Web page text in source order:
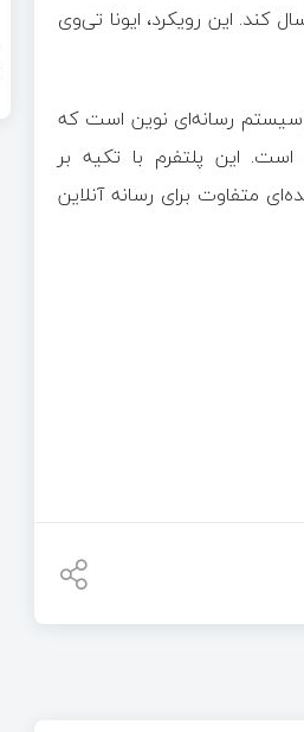
کند. این رویکرد، ایونا تی‌وی
رسانه‌ای نوین است که
است. این پلتفرم با تکیه بر
متفاوت برای رسانه آنلاین